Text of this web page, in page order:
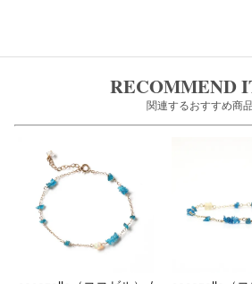
RECOMMEND
関連するおすすめ商品